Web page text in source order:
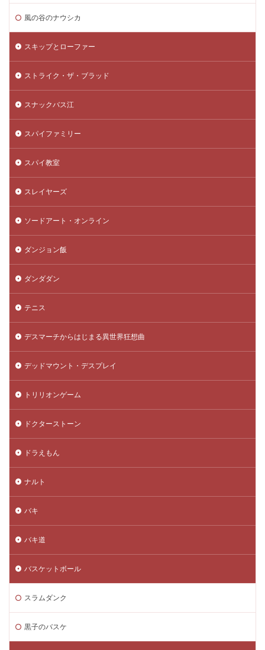
風の谷のナウシカ
スキップとローファー
ストライク・ザ・ブラッド
スナックバス江
スパイファミリー
スパイ教室
スレイヤーズ
ソードアート・オンライン
ダンジョン飯
ダンダダン
テニス
デスマーチからはじまる異世界狂想曲
デッドマウント・デスプレイ
トリリオンゲーム
ドクターストーン
ドラえもん
ナルト
バキ
バキ道
バスケットボール
スラムダンク
黒子のバスケ